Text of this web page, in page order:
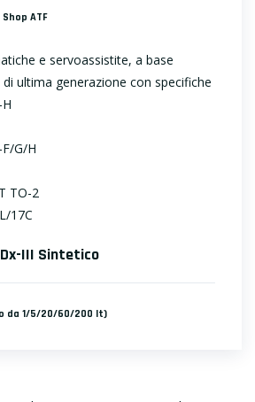
Shop ATF
e servoassistite, a base
ultima generazione con specifiche
G/H
TO-2
17C
III Sintetico
da 1/5/20/60/200 lt)